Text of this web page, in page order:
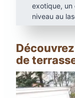
exotique, un
niveau au
de